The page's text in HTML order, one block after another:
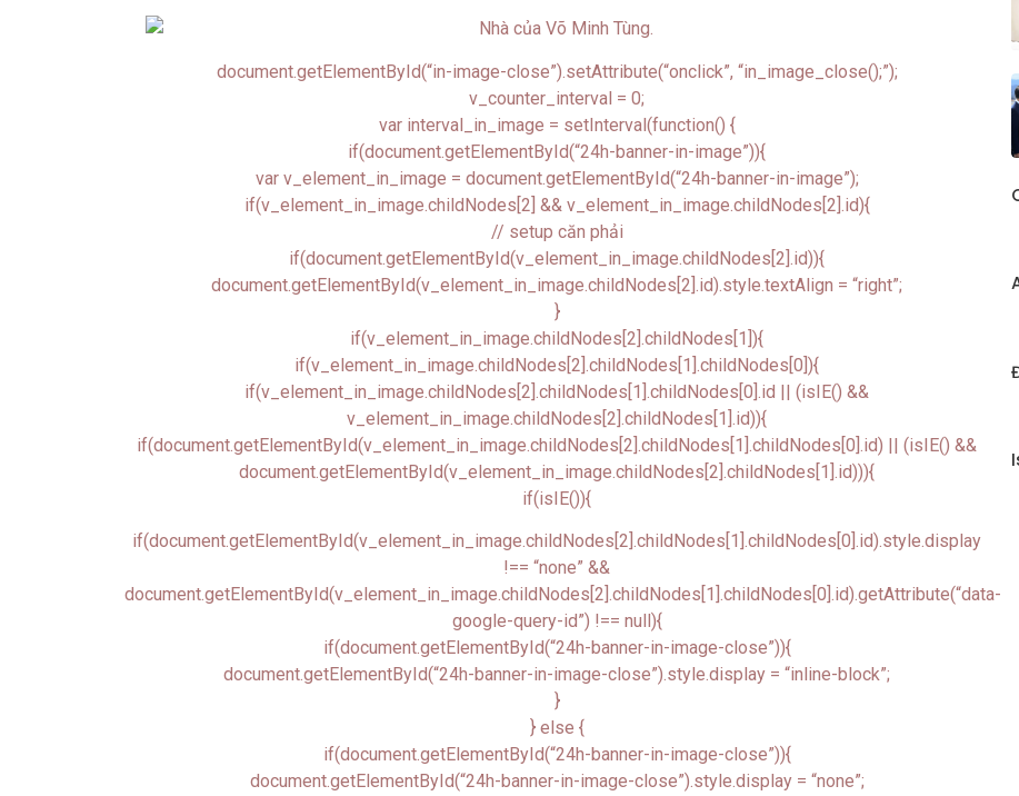
document.getElementById(“in-image-close”).setAttribute(“onclick”, “in_image_close();”);
v_counter_interval = 0;
var interval_in_image = setInterval(function() {
if(document.getElementById(“24h-banner-in-image”)){
var v_element_in_image = document.getElementById(“24h-banner-in-image”);
if(v_element_in_image.childNodes[2] && v_element_in_image.childNodes[2].id){
// setup căn phải
if(document.getElementById(v_element_in_image.childNodes[2].id)){
document.getElementById(v_element_in_image.childNodes[2].id).style.textAlign = “right”;
}
if(v_element_in_image.childNodes[2].childNodes[1]){
if(v_element_in_image.childNodes[2].childNodes[1].childNodes[0]){
if(v_element_in_image.childNodes[2].childNodes[1].childNodes[0].id || (isIE() &&
v_element_in_image.childNodes[2].childNodes[1].id)){
if(document.getElementById(v_element_in_image.childNodes[2].childNodes[1].childNodes[0].id) || (isIE() &&
document.getElementById(v_element_in_image.childNodes[2].childNodes[1].id))){
if(isIE()){
if(document.getElementById(v_element_in_image.childNodes[2].childNodes[1].childNodes[0].id).style.display
!== “none” &&
document.getElementById(v_element_in_image.childNodes[2].childNodes[1].childNodes[0].id).getAttribute(“data-
google-query-id”) !== null){
if(document.getElementById(“24h-banner-in-image-close”)){
document.getElementById(“24h-banner-in-image-close”).style.display = “inline-block”;
}
} else {
if(document.getElementById(“24h-banner-in-image-close”)){
document.getElementById(“24h-banner-in-image-close”).style.display = “none”;